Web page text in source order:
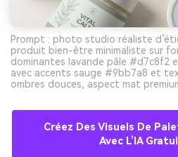
Prompt : photo studio réaliste
produit bien-être minimaliste sur
dominantes lavande pâle #d7c8f2
avec accents sauge #9bb7a8 et
ombres douces, aspect mat
Créez Des Visuels De
Avec L’IA